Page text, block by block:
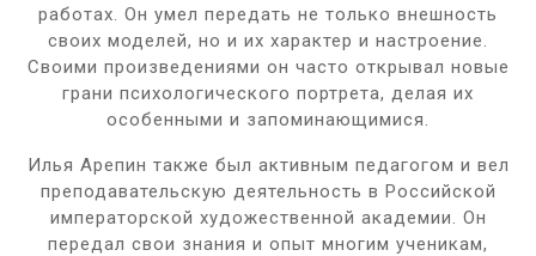
работах. Он умел передать не только внешность
своих моделей, но и их характер и настроение.
Своими произведениями он часто открывал новые
грани психологического портрета, делая их
особенными и запоминающимися.
Илья Арепин также был активным педагогом и вел
преподавательскую деятельность в Российской
императорской художественной академии. Он
передал свои знания и опыт многим ученикам,